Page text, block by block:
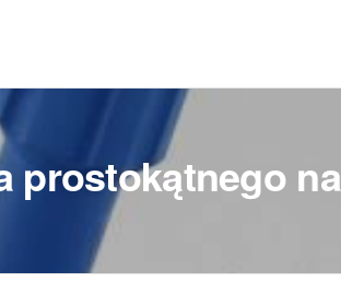
prostokątnego